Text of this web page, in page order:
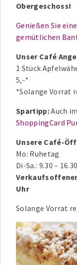
Obergeschoss!
Genießen Sie
gemütlichen
Unser Café
1 Stück
5,-*
*Solange Vorrat
Spartipp:Auch
ShoppingCard
Unsere Café-
Mo: Ruhetag
Di-Sa.: 9.30 –
Verkaufsoffener
Uhr
Solange Vorrat